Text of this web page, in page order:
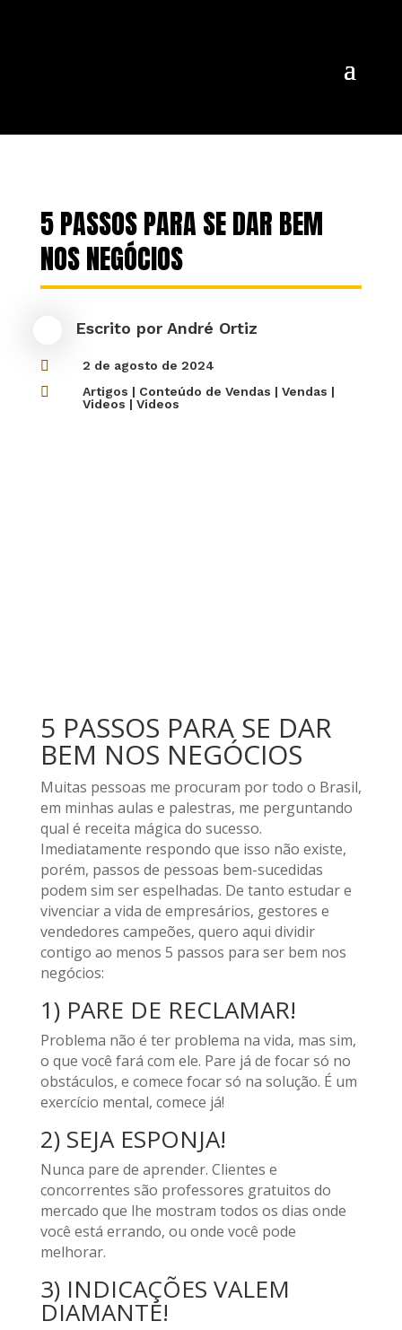
5 PASSOS PARA SE DAR BEM
NOS NEGÓCIOS
Escrito por André Ortiz
 2 de agosto de 2024
 Artigos | Conteúdo de Vendas | Vendas |
Videos | Videos
5 PASSOS PARA SE DAR
BEM NOS NEGÓCIOS
Muitas pessoas me procuram por todo o Brasil,
em minhas aulas e palestras, me perguntando
qual é receita mágica do sucesso.
Imediatamente respondo que isso não existe,
porém, passos de pessoas bem-sucedidas
podem sim ser espelhadas. De tanto estudar e
vivenciar a vida de empresários, gestores e
vendedores campeões, quero aqui dividir
contigo ao menos 5 passos para ser bem nos
negócios:
1) PARE DE RECLAMAR!
Problema não é ter problema na vida, mas sim,
o que você fará com ele. Pare já de focar só no
obstáculos, e comece focar só na solução. É um
exercício mental, comece já!
2) SEJA ESPONJA!
Nunca pare de aprender. Clientes e
concorrentes são professores gratuitos do
mercado que lhe mostram todos os dias onde
você está errando, ou onde você pode
melhorar.
3) INDICAÇÕES VALEM
DIAMANTE!